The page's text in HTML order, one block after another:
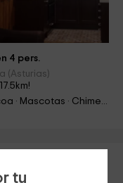
tu
4 pers.
(Asturias)
Barbacoa · Mascotas · Chimenea · Jacuzzi
Zentral